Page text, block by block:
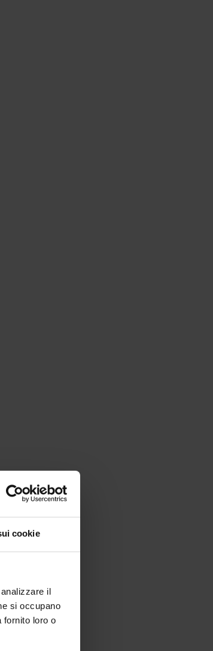
cookie
il
si occupano
fornito loro o